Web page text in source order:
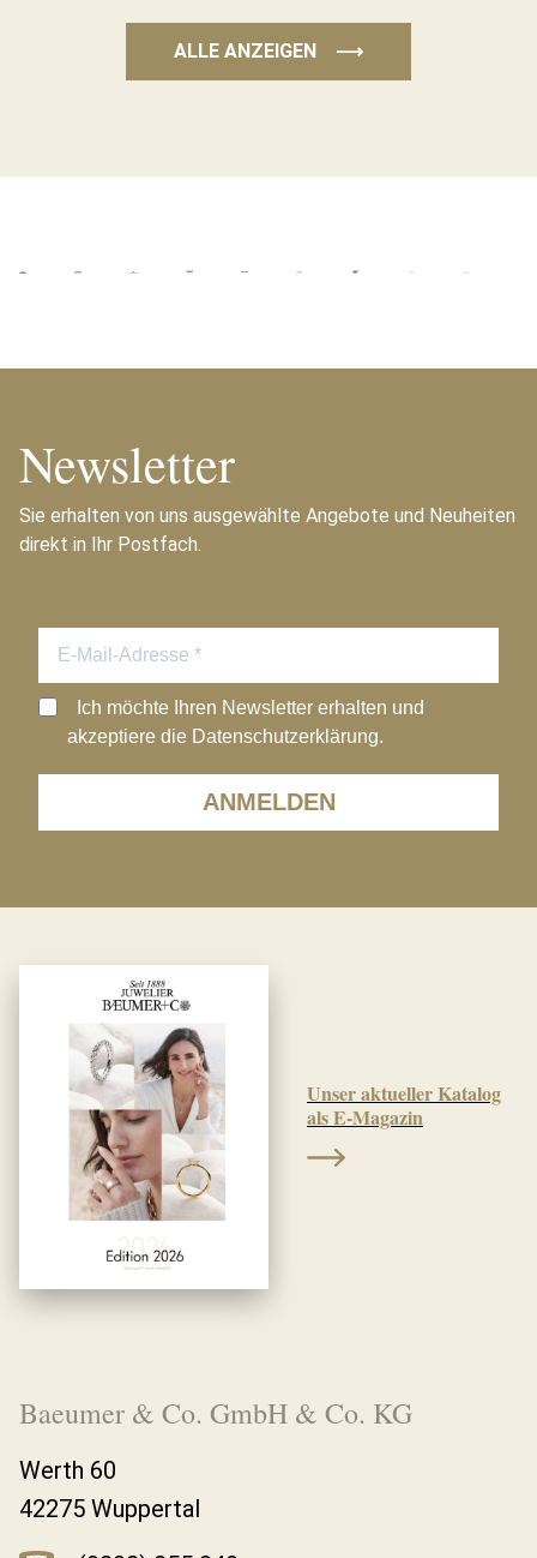
ALLE ANZEIGEN ⟶
Newsletter
Sie erhalten von uns ausgewählte Angebote und Neuheiten
direkt in Ihr Postfach.
ANMELDEN
Ich möchte Ihren Newsletter erhalten und
akzeptiere die Datenschutzerklärung.
Unser aktueller Katalog
als E-Magazin
Baeumer & Co. GmbH & Co. KG
Werth 60
42275 Wuppertal